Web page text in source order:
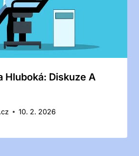
Hluboká: Diskuze A
10. 2. 2026